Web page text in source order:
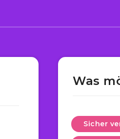
Was
Sicher